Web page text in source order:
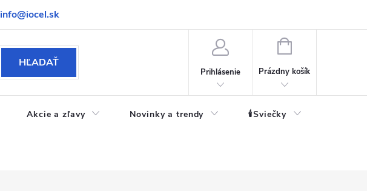
info@iocel.sk
Obľúbené Bezpečnostné informácie
HĽADAŤ
Prihlásenie
NÁKUPNÝ
Prázdny košík
Akcie a zľavy Novinky a trendy 🕯️Sviečky